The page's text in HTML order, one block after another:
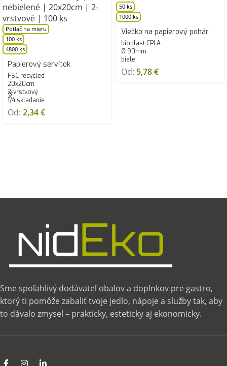
Potlač na mieru
100 ks
4800 ks
Papierový servítok
FSC recycled
20x20cm
2-vrstvový
1/4 skladanie
Od: 2,34€
50 ks
1000 ks
Viečko na papierový pohár
bioplast CPLA
Ø 90mm
biele
Od: 5,78€
Sme spoľahlivý dodávateľ obalov a doplnkov pre gastro,
ktorý ti pomôže zabaliť tvoje jedlo, nápoje a služby tak, aby
to dávalo zmysel – prakticky, esteticky aj ekonomicky.